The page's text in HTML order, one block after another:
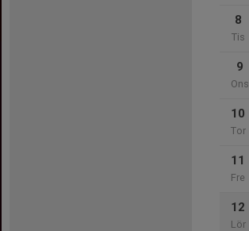
8
Tis
9
Ons
10
Tor
11
Fre
12
Lör